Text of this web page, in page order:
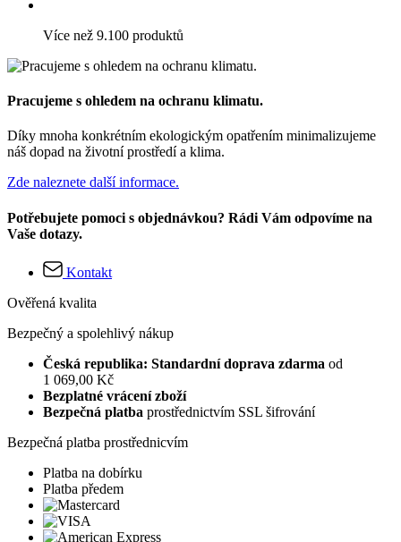
Více než 9.100 produktů
Pracujeme s ohledem na ochranu klimatu.
Díky mnoha konkrétním ekologickým opatřením minimalizujeme
náš dopad na životní prostředí a klima.
Zde naleznete další informace.
Potřebujete pomoci s objednávkou? Rádi Vám odpovíme na
Vaše dotazy.
Kontakt
Ověřená kvalita
Bezpečný a spolehlivý nákup
Česká republika: Standardní doprava zdarma od
1 069,00 Kč
Bezplatné vrácení zboží
Bezpečná platba prostřednictvím SSL šifrování
Bezpečná platba prostřednicvím
Platba na dobírku
Platba předem